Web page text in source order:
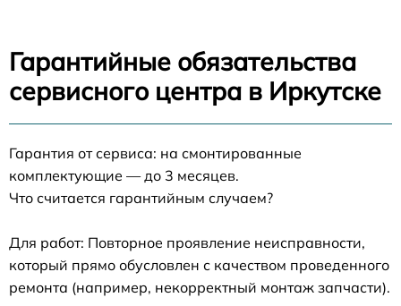
Гарантийные обязательства
сервисного центра в Иркутске
Гарантия от сервиса: на смонтированные
комплектующие — до 3 месяцев.
Что считается гарантийным случаем?
Для работ: Повторное проявление неисправности,
который прямо обусловлен с качеством проведенного
ремонта (например, некорректный монтаж запчасти).